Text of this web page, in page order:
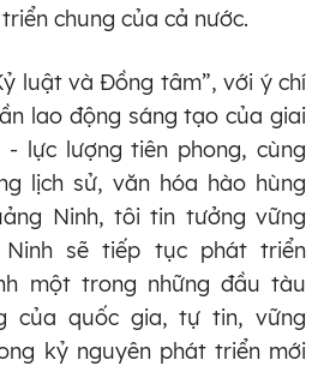
chung của cả nước.
luật và Đồng tâm”, với ý chí
lao động sáng tạo của giai
lực lượng tiên phong, cùng
lịch sử, văn hóa hào hùng
Ninh, tôi tin tưởng vững
Ninh sẽ tiếp tục phát triển
một trong những đầu tàu
của quốc gia, tự tin, vững
kỷ nguyên phát triển mới